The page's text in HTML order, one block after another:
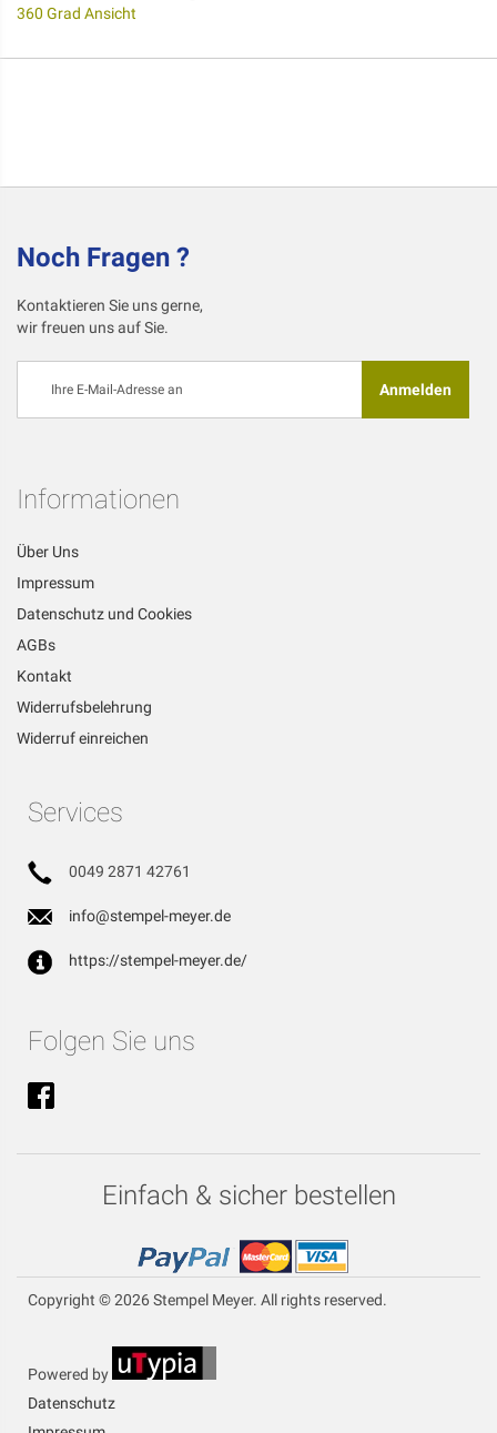
360 Grad Ansicht
Noch Fragen ?
Kontaktieren Sie uns gerne,
wir freuen uns auf Sie.
sich
an:
Anmelden
Informationen
Über Uns
Impressum
Datenschutz und Cookies
AGBs
Kontakt
Widerrufsbelehrung
Widerruf einreichen
Services
0049 2871 42761
info@stempel-meyer.de
https://stempel-meyer.de/
Folgen Sie uns
Einfach & sicher bestellen
Copyright © 2026 Stempel Meyer. All rights reserved.
Powered by
Datenschutz